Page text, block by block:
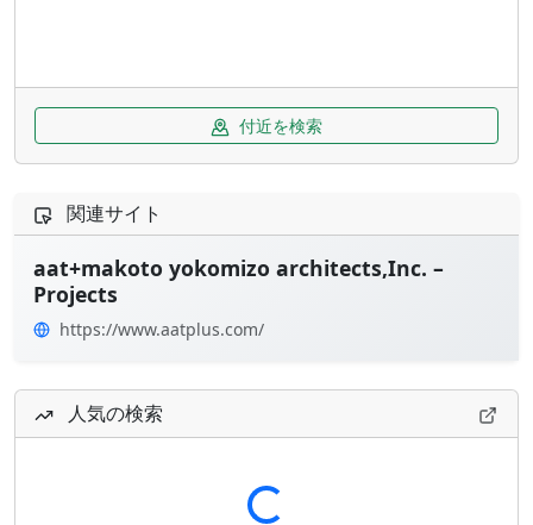
付近を検索
関連サイト
aat+makoto yokomizo architects,Inc. –
Projects
https://www.aatplus.com/
人気の検索